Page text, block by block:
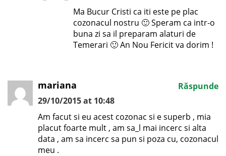
Ma Bucur Cristi ca iti este pe plac
cozonacul nostru 🙂 Speram ca intr-o
buna zi sa il preparam alaturi de
Temerari 🙂 An Nou Fericit va dorim !
mariana
29/10/2015 at 10:48
Am facut si eu acest cozonac si e superb , mia
placut foarte mult , am sa_l mai incerc si alta
data , am sa incerc sa pun si poza cu, cozonacul
meu .
Răspunde